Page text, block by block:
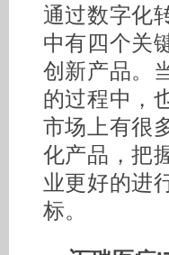
通过数字化
中有四个关
创新产品。
的过程中，
市场上有很
化产品，把
业更好的进
标。